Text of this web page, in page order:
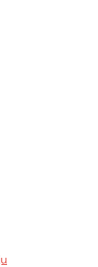
Ośrodku
Unii
Z tej